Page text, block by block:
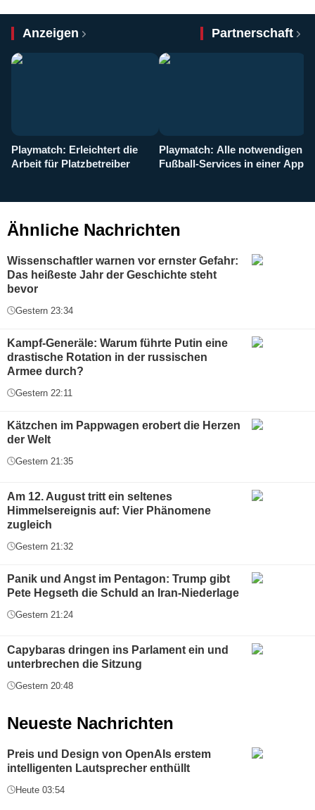
Anzeigen Partnerschaft
Playmatch: Erleichtert die
Arbeit für Platzbetreiber
Playmatch: Alle notwendigen
Fußball-Services in einer App
Ähnliche Nachrichten
Wissenschaftler warnen vor ernster Gefahr:
Das heißeste Jahr der Geschichte steht
bevor
Gestern 23:34
Kampf-Generäle: Warum führte Putin eine
drastische Rotation in der russischen
Armee durch?
Gestern 22:11
Kätzchen im Pappwagen erobert die Herzen
der Welt
Gestern 21:35
Am 12. August tritt ein seltenes
Himmelsereignis auf: Vier Phänomene
zugleich
Gestern 21:32
Panik und Angst im Pentagon: Trump gibt
Pete Hegseth die Schuld an Iran-Niederlage
Gestern 21:24
Capybaras dringen ins Parlament ein und
unterbrechen die Sitzung
Gestern 20:48
Neueste Nachrichten
Preis und Design von OpenAIs erstem
intelligenten Lautsprecher enthüllt
Heute 03:54